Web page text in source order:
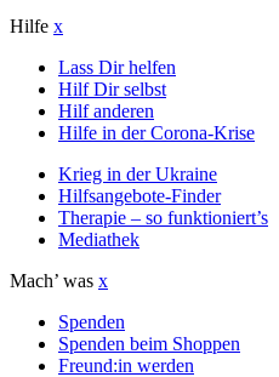
Hilfe x
Lass Dir helfen
Hilf Dir selbst
Hilf anderen
Hilfe in der Corona-Krise
Krieg in der Ukraine
Hilfsangebote-Finder
Therapie – so funktioniert’s
Mediathek
Mach’ was x
Spenden
Spenden beim Shoppen
Freund:in werden